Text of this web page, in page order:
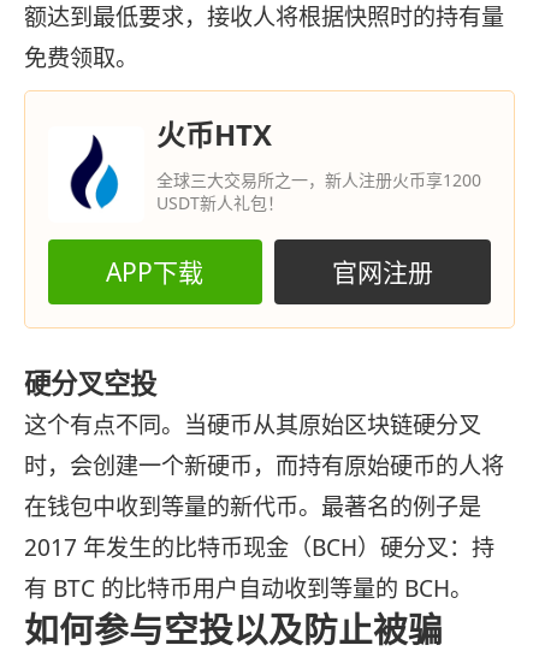
额达到最低要求，接收人将根据快照时的持有量
免费领取。
火币HTX
全球三大交易所之一，新人注册火币享1200
USDT新人礼包！
APP下载 官网注册
硬分叉空投
这个有点不同。当硬币从其原始区块链硬分叉
时，会创建一个新硬币，而持有原始硬币的人将
在钱包中收到等量的新代币。最著名的例子是
2017 年发生的比特币现金（BCH）硬分叉：持
有 BTC 的比特币用户自动收到等量的 BCH。
如何参与空投以及防止被骗